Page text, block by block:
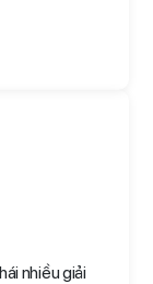
nhiều giải